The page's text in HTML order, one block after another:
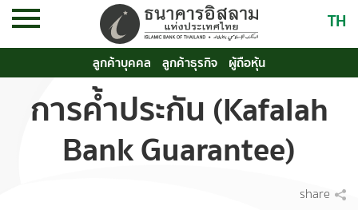
TH
ลูกค้าบุคคล ลูกค้าธุรกิจ ผู้ถือหุ้น
การค้ำประกัน (Kafalah
Bank Guarantee)
share